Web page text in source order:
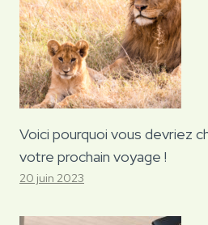
Voici pourquoi vous devriez
votre prochain voyage !
20 juin 2023